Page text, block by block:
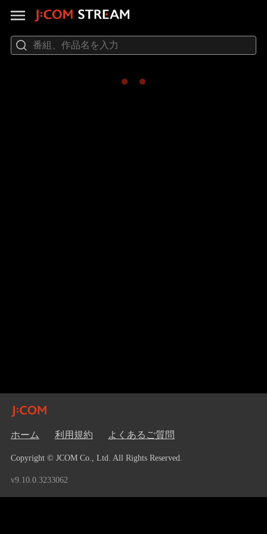
ホーム 利用規約 よくあるご質問
Copyright © JCOM Co., Ltd. All Rights Reserved.
v9.10.0.3233062